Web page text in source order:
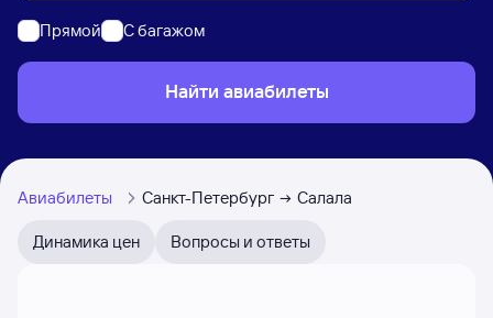
Прямой C багажом
Найти авиабилеты
Авиабилеты Санкт-Петербург Салала
Динамика цен Вопросы и ответы